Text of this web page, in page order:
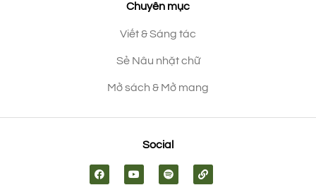
Chuyên mục
Viết & Sáng tác
Sẻ Nâu nhặt chữ
Mở sách & Mở mang
Social